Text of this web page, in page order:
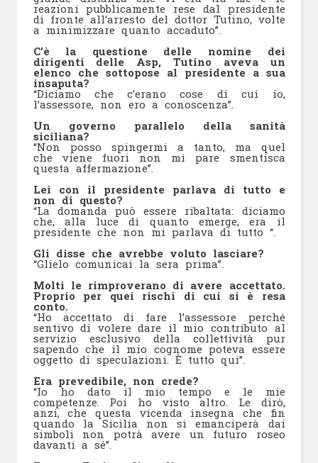
reazioni pubblicamente rese dal presidente
di fronte all’arresto del dottor Tutino, volte
a minimizzare quanto accaduto”.
C’è la questione delle nomine dei
dirigenti delle Asp, Tutino aveva un
elenco che sottopose al presidente a sua
insaputa?
“Diciamo che c’erano cose di cui io,
l’assessore, non ero a conoscenza”.
Un governo parallelo della sanità
siciliana?
“Non posso spingermi a tanto, ma quel
che viene fuori non mi pare smentisca
questa affermazione”.
Lei con il presidente parlava di tutto e
non di questo?
“La domanda può essere ribaltata: diciamo
che, alla luce di quanto emerge, era il
presidente che non mi parlava di tutto “.
Gli disse che avrebbe voluto lasciare?
“Glielo comunicai la sera prima”.
Molti le rimproverano di avere accettato.
Proprio per quei rischi di cui si è resa
conto.
“Ho accettato di fare l’assessore perché
sentivo di volere dare il mio contributo al
servizio esclusivo della collettività pur
sapendo che il mio cognome poteva essere
oggetto di speculazioni. È tutto qui”.
Era prevedibile, non crede?
“Io ho dato il mio tempo e le mie
competenze. Poi ho visto altro. Le dirò,
anzi, che questa vicenda insegna che fin
quando la Sicilia non si emanciperà dai
simboli non potrà avere un futuro roseo
davanti a sé”.